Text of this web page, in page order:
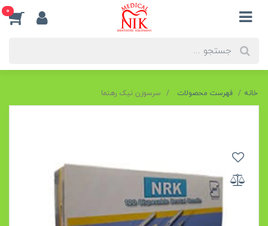
0
خانه فهرست محصولات سرسوزن نیک رهنما